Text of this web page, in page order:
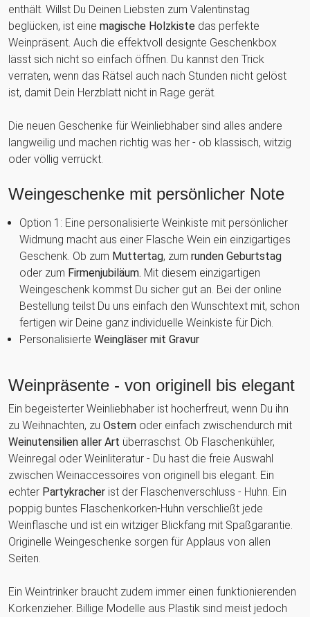
enthält. Willst Du Deinen Liebsten zum Valentinstag
beglücken, ist eine magische Holzkiste das perfekte
Weinpräsent. Auch die effektvoll designte Geschenkbox
lässt sich nicht so einfach öffnen. Du kannst den Trick
verraten, wenn das Rätsel auch nach Stunden nicht gelöst
ist, damit Dein Herzblatt nicht in Rage gerät.
Die neuen Geschenke für Weinliebhaber sind alles andere
langweilig und machen richtig was her - ob klassisch, witzig
oder völlig verrückt.
Weingeschenke mit persönlicher Note
Option 1: Eine personalisierte Weinkiste mit persönlicher
Widmung macht aus einer Flasche Wein ein einzigartiges
Geschenk. Ob zum Muttertag, zum runden Geburtstag
oder zum Firmenjubiläum. Mit diesem einzigartigen
Weingeschenk kommst Du sicher gut an. Bei der online
Bestellung teilst Du uns einfach den Wunschtext mit, schon
fertigen wir Deine ganz individuelle Weinkiste für Dich.
Personalisierte Weingläser mit Gravur
Weinpräsente - von originell bis elegant
Ein begeisterter Weinliebhaber ist hocherfreut, wenn Du ihn
zu Weihnachten, zu Ostern oder einfach zwischendurch mit
Weinutensilien aller Art überraschst. Ob Flaschenkühler,
Weinregal oder Weinliteratur - Du hast die freie Auswahl
zwischen Weinaccessoires von originell bis elegant. Ein
echter Partykracher ist der Flaschenverschluss - Huhn. Ein
poppig buntes Flaschenkorken-Huhn verschließt jede
Weinflasche und ist ein witziger Blickfang mit Spaßgarantie.
Originelle Weingeschenke sorgen für Applaus von allen
Seiten.
Ein Weintrinker braucht zudem immer einen funktionierenden
Korkenzieher. Billige Modelle aus Plastik sind meist jedoch